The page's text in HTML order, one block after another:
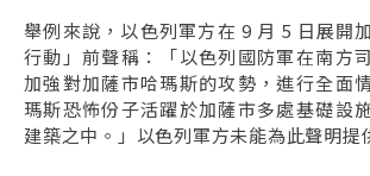
舉例來說，以色列軍方在 9 月 5 日展開
行動」前聲稱：「以色列國防軍在南方
加強對加薩市哈瑪斯的攻勢，進行全面
瑪斯恐怖份子活躍於加薩市多處基礎設
建築之中。」以色列軍方未能為此聲明提